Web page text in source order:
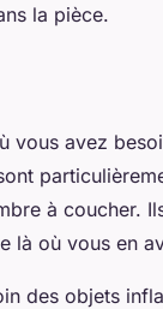
la pièce.
vous avez
à coucher.
là où vous en
des objets